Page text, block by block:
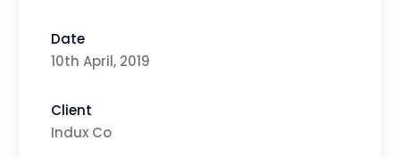
Date
10th April, 2019
Client
Indux Co